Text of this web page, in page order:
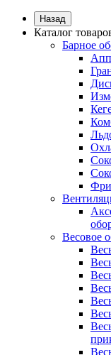
Назад
Каталог
Барное
Весовое